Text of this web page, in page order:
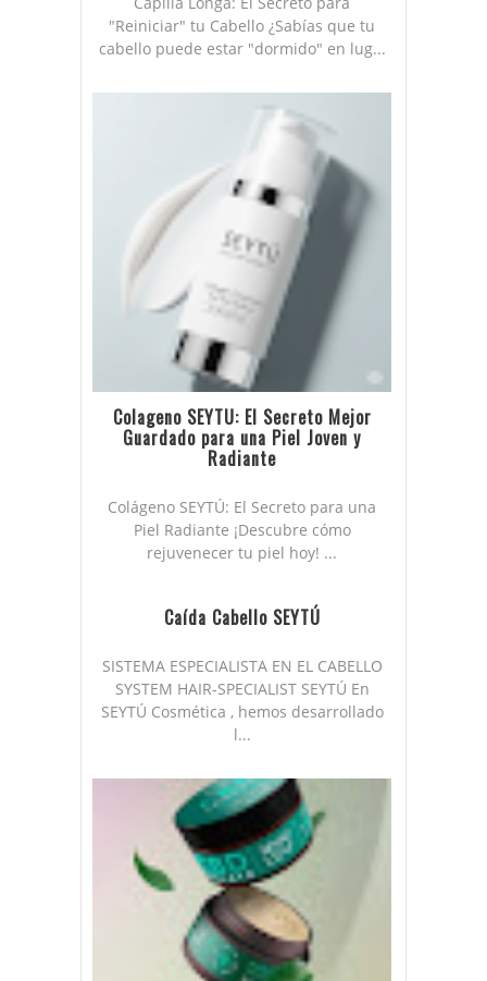
"Reiniciar" tu Cabello ¿Sabías que tu
cabello puede estar "dormido" en lug...
Colageno SEYTU: El Secreto Mejor
Guardado para una Piel Joven y
Radiante
Colágeno SEYTÚ: El Secreto para una
Piel Radiante ¡Descubre cómo
rejuvenecer tu piel hoy! ...
Caída Cabello SEYTÚ
SISTEMA ESPECIALISTA EN EL CABELLO
SYSTEM HAIR-SPECIALIST SEYTÚ En
SEYTÚ Cosmética , hemos desarrollado
l...